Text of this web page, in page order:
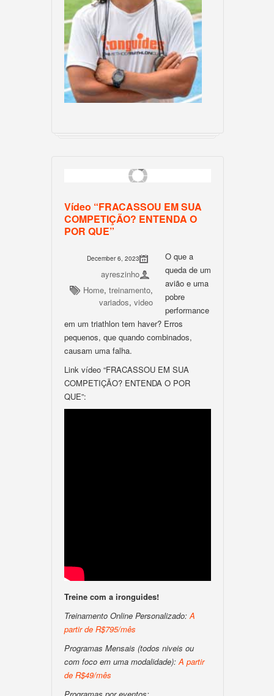
Vídeo “FRACASSOU EM SUA
COMPETIÇÃO? ENTENDA O
POR QUE”
December 6, 2023
ayreszinho
Home, treinamento,
variados, video
O que a
queda de um
avião e uma
pobre
performance
em um triathlon tem haver? Erros
pequenos, que quando combinados,
causam uma falha.
Link vídeo “FRACASSOU EM SUA
COMPETIÇÃO? ENTENDA O POR
QUE”:
Treine com a ironguides!
Treinamento Online Personalizado:A
partir de R$795/mês
Programas Mensais (todos niveis ou
com foco em uma modalidade):A partir
de R$49/mês